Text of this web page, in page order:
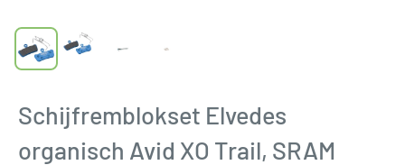
Schijfremblokset Elvedes
organisch Avid XO Trail, SRAM